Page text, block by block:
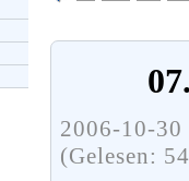
2006-10-
(Gelesen: